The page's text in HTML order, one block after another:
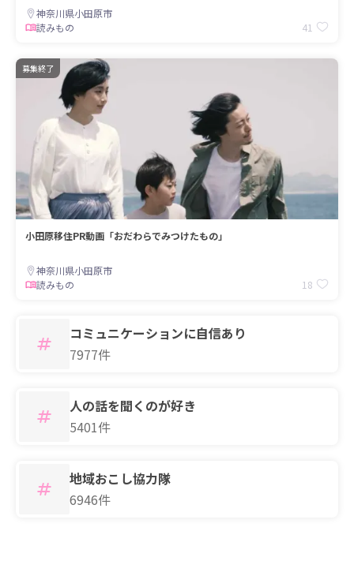
神奈川県小田原市
読みもの
41
募集終了
小田原移住PR動画「おだわらでみつけたもの」
神奈川県小田原市
読みもの
18
コミュニケーションに自信あり
7977件
人の話を聞くのが好き
5401件
地域おこし協力隊
6946件